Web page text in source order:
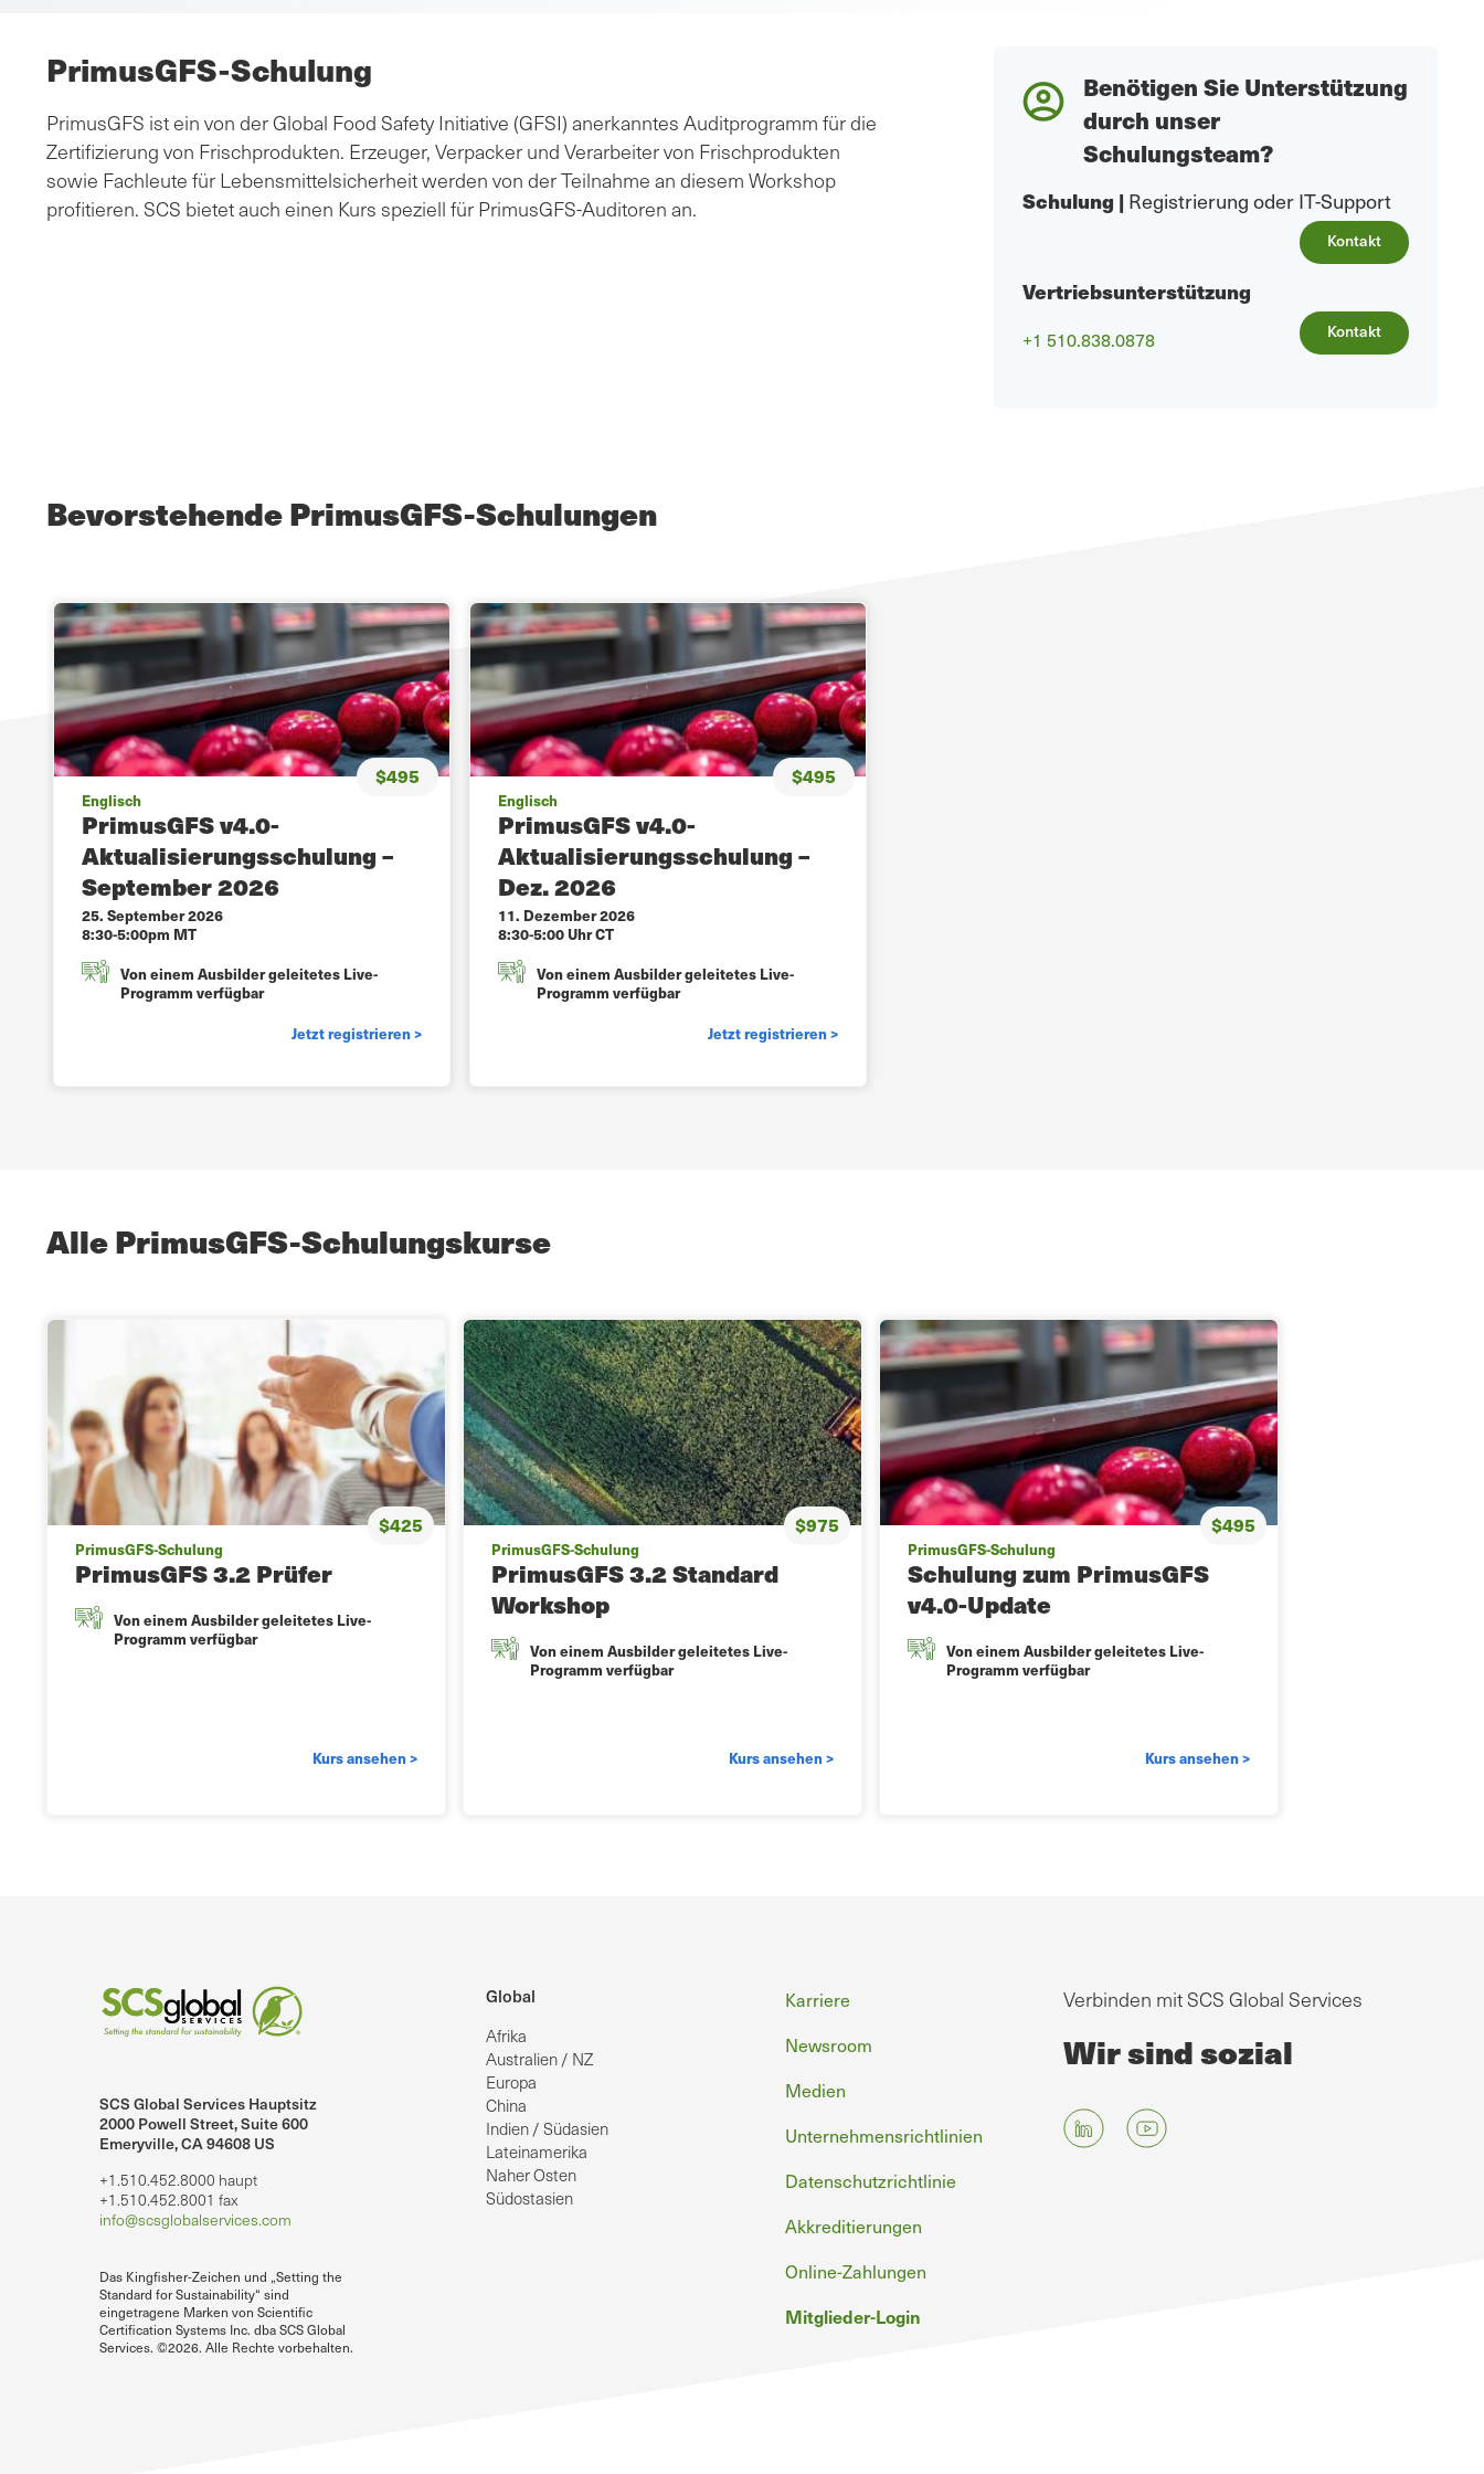
PrimusGFS-Schulung
PrimusGFS ist ein von der Global Food Safety Initiative (GFSI) anerkanntes Auditprogramm für die
Zertifizierung von Frischprodukten. Erzeuger, Verpacker und Verarbeiter von Frischprodukten
sowie Fachleute für Lebensmittelsicherheit werden von der Teilnahme an diesem Workshop
profitieren. SCS bietet auch einen Kurs speziell für PrimusGFS-Auditoren an.
Benötigen Sie Unterstützung
durch unser
Schulungsteam?
Schulung | Registrierung oder IT-Support
Kontakt
Vertriebsunterstützung
+1 510.838.0878 Kontakt
Bevorstehende PrimusGFS-Schulungen
$495
Englisch
PrimusGFS v4.0-
Aktualisierungsschulung –
September 2026
25. September 2026
8:30-5:00pm MT
Von einem Ausbilder geleitetes Live-
Programm verfügbar
Jetzt registrieren >
$495
Englisch
PrimusGFS v4.0-
Aktualisierungsschulung –
Dez. 2026
11. Dezember 2026
8:30-5:00 Uhr CT
Von einem Ausbilder geleitetes Live-
Programm verfügbar
Jetzt registrieren >
Alle PrimusGFS-Schulungskurse
$425
PrimusGFS-Schulung
PrimusGFS 3.2 Prüfer
Von einem Ausbilder geleitetes Live-
Programm verfügbar
Kurs ansehen >
$975
PrimusGFS-Schulung
PrimusGFS 3.2 Standard
Workshop
Von einem Ausbilder geleitetes Live-
Programm verfügbar
Kurs ansehen >
$495
PrimusGFS-Schulung
Schulung zum PrimusGFS
v4.0-Update
Von einem Ausbilder geleitetes Live-
Programm verfügbar
Kurs ansehen >
SCS Global Services Hauptsitz
2000 Powell Street, Suite 600
Emeryville, CA 94608 US
+1.510.452.8000 haupt
+1.510.452.8001 fax
info@scsglobalservices.com
Das Kingfisher-Zeichen und „Setting the
Standard for Sustainability“ sind
eingetragene Marken von Scientific
Certification Systems Inc. dba SCS Global
Services. ©2026. Alle Rechte vorbehalten.
Global
Afrika
Australien / NZ
Europa
China
Indien / Südasien
Lateinamerika
Naher Osten
Südostasien
Fußzeile
Karriere
Newsroom
Medien
Unternehmensrichtlinien
Datenschutzrichtlinie
Akkreditierungen
Online-Zahlungen
Mitglieder-Login
Verbinden mit SCS Global Services
Wir sind sozial
auf LinkedIn.
SCS Global Services auf YouTube